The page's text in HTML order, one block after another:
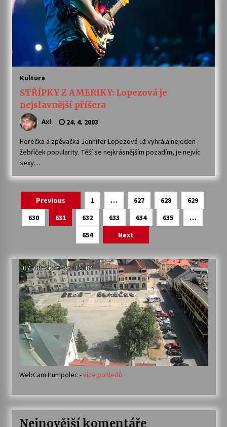
Kultura
STŘÍPKY Z AMERIKY: Lopezová je
nejslavnější příšera
Axl 24. 4. 2003
Herečka a zpěvačka Jennifer Lopezová už vyhrála nejeden
žebříček popularity. Těší se nejkrásnějším pozadím, je nejvíc
sexy…
Navigace
pro
příspěvky
Previous 1 … 627 628
629
630
631 632 633 634 635
…
654
Next
WebCam Humpolec -více pohledů
Nejnovější komentáře